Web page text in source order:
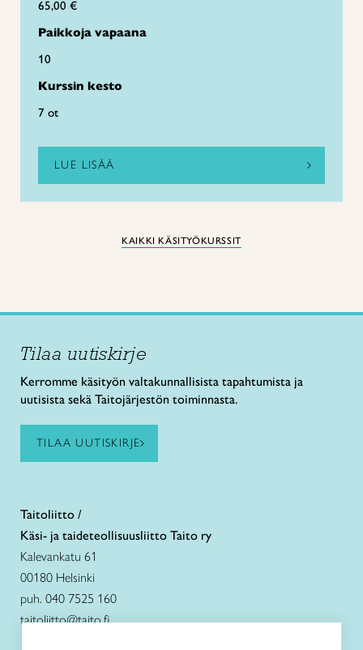
65,00 €
Paikkoja vapaana
10
Kurssin kesto
7 ot
LUE LISÄÄ
KAIKKI KÄSITYÖKURSSIT
Tilaa uutiskirje
Kerromme käsityön valtakunnallisista tapahtumista ja
uutisista sekä Taitojärjestön toiminnasta.
TILAA UUTISKIRJE
Taitoliitto /
Käsi- ja taideteollisuusliitto Taito ry
Kalevankatu 61
00180 Helsinki
puh. 040 7525 160
taitoliitto@taito.fi